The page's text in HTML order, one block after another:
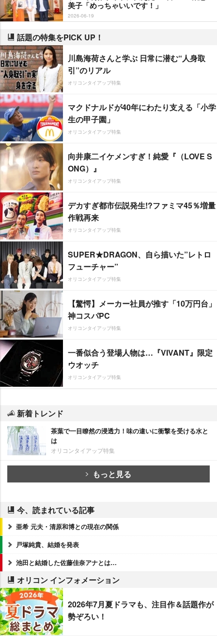
美子「めっちゃいいです！」
2026-06-19
話題の特集をPICK UP！
川島海荷さんと学ぶ 日常に潜む“人身取
引”のリアル
オリコンタイアップ特集
マクドナルドが40年にわたり支える「小学
生の甲子園」
オリコンタイアップ特集
向井康二イケメンすぎ！純愛『（LOVE S
ONG）』
オリコンタイアップ特集
デカすぎ都市伝説発生!?ファミマ45％増量
作戦再来
オリコンタイアップ特集
SUPER★DRAGON、自ら描いた”レトロ
フューチャー”
オリコンタイアップ特集
【驚愕】メーカー社員が推す「10万円台」
神コスパPC
オリコンタイアップ特集
一番似合う登場人物は…『VIVANT』限定
ウオッチ
オリコンタイアップ特集
新着トレンド
茶葉で一目瞭然の浸透力！味の違いに衝撃を受ける水と
は
オリコンタイアップ特集
もっと見る
今、読まれている記事
亜希 元夫・清原和博との現在の関係
戸塚純貴、結婚を発表
池田と結婚した佐藤佳奈アナとは…
オリコン インフォメーション
2026年7月夏ドラマも、注目作＆話題作が
勢ぞろい！